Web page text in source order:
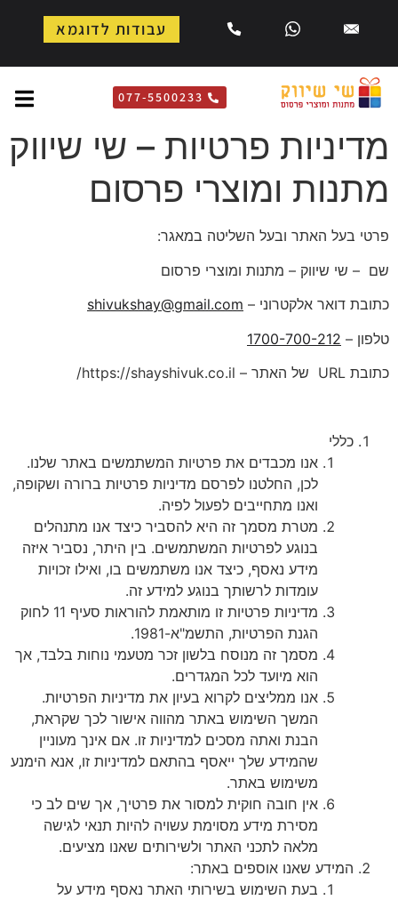
עבודות לדוגמא
077-5500233
מדיניות פרטיות – שי שיווק
מתנות ומוצרי פרסום
פרטי בעל האתר ובעל השליטה במאגר:
שם – שי שיווק – מתנות ומוצרי פרסום
כתובת דואר אלקטרוני – shivukshay@gmail.com
טלפון – 1700-700-212
כתובת URL של האתר – https://shayshivuk.co.il/
כללי
אנו מכבדים את פרטיות המשתמשים באתר שלנו.
לכן, החלטנו לפרסם מדיניות פרטיות ברורה ושקופה,
ואנו מתחייבים לפעול לפיה.
מטרת מסמך זה היא להסביר כיצד אנו מתנהלים
בנוגע לפרטיות המשתמשים. בין היתר, נסביר איזה
מידע נאסף, כיצד אנו משתמשים בו, ואילו זכויות
עומדות לרשותך בנוגע למידע זה.
מדיניות פרטיות זו מותאמת להוראות סעיף 11 לחוק
הגנת הפרטיות, התשמ"א-1981.
מסמך זה מנוסח בלשון זכר מטעמי נוחות בלבד, אך
הוא מיועד לכל המגדרים.
אנו ממליצים לקרוא בעיון את מדיניות הפרטיות.
המשך השימוש באתר מהווה אישור לכך שקראת,
הבנת ואתה מסכים למדיניות זו. אם אינך מעוניין
שהמידע שלך ייאסף בהתאם למדיניות זו, אנא הימנע
משימוש באתר.
אין חובה חוקית למסור את פרטיך, אך שים לב כי
מסירת מידע מסוימת עשויה להיות תנאי לגישה
מלאה לתכני האתר ולשירותים שאנו מציעים.
המידע שאנו אוספים באתר:
בעת השימוש בשירותי האתר נאסף מידע על